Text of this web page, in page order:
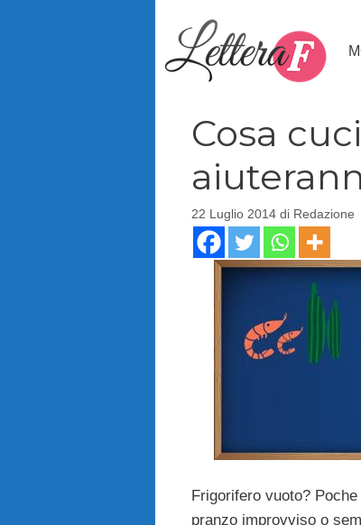
Cosa
22 Luglio 2014 di Redazione
Frigorifero vuoto?
pranzo improvviso o